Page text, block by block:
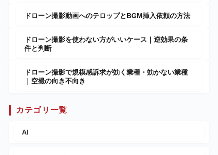
ドローン撮影動画へのテロップとBGM挿入依頼の方法
ドローン撮影を使わない方がいいケース｜逆効果の条
件と判断
ドローン撮影で規模感訴求が効く業種・効かない業種
｜空撮の向き不向き
カテゴリ一覧
AI